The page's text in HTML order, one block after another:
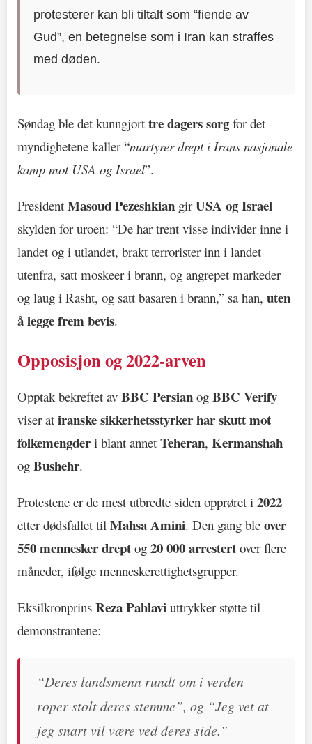
protesterer kan bli tiltalt som “fiende av
Gud”, en betegnelse som i Iran kan straffes
med døden.
Søndag ble det kunngjort tre dagers sorg for det
myndighetene kaller “martyrer drept i Irans nasjonale
kamp mot USA og Israel”.
President Masoud Pezeshkian girUSA og Israel
skylden for uroen: “De har trent visse individer inne i
landet og i utlandet, brakt terrorister inn i landet
utenfra, satt moskeer i brann, og angrepet markeder
og laug i Rasht, og satt basaren i brann,” sa han, uten
å legge frem bevis.
Opposisjon og 2022-arven
Opptak bekreftet av BBC Persian og BBC Verify
viser at iranske sikkerhetsstyrker har skutt mot
folkemengder i blant annet Teheran, Kermanshah
og Bushehr.
Protestene er de mest utbredte siden opprøret i 2022
etter dødsfallet til Mahsa Amini. Den gang ble over
550 mennesker drept og 20 000 arrestert over flere
måneder, ifølge menneskerettighetsgrupper.
Eksilkronprins Reza Pahlavi uttrykker støtte til
demonstrantene:
“Deres landsmenn rundt om i verden
roper stolt deres stemme”, og “Jeg vet at
jeg snart vil være ved deres side.”